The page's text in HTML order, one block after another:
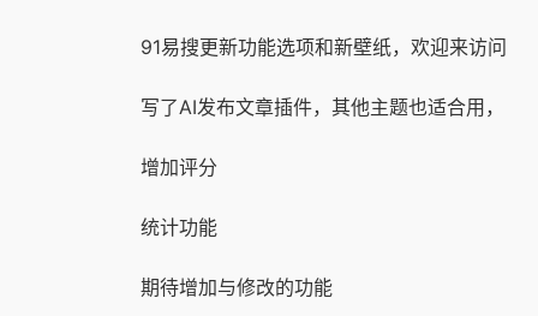
91易搜更新功能选项和新壁纸，欢迎来访问
写了AI发布文章插件，其他主题也适合用，
增加评分
统计功能
期待增加与修改的功能